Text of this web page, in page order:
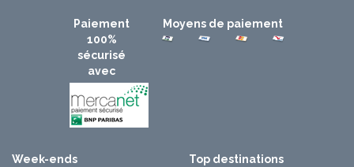
Paiement
100%
sécurisé
avec
Moyens de paiement
Week-ends
Top destinations